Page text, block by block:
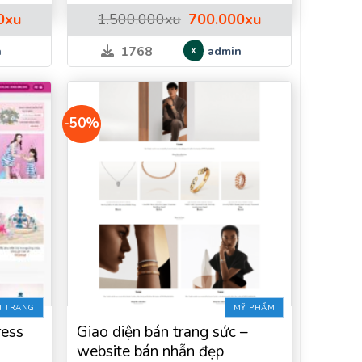
xuGiá
hiện
tại
600.000xu.
1.500.000xu Giá
gốc
là:
1.500.000xu.
700.000xuGiá
hiện
tại
700.000xu.
1768 admin
TRANG
-50%
MỸ PHẨM
Giao diện bán trang sức –
website bán nhẫn đẹp